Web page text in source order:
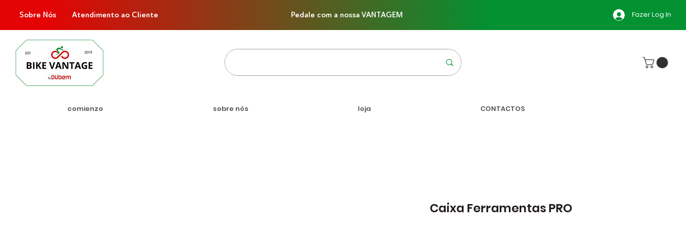
Sobre Nós Atendimento ao Cliente Pedale com a nossa VANTAGEM Fazer Log In
comienzo sobre nós loja CONTACTOS
Caixa Ferramentas PRO